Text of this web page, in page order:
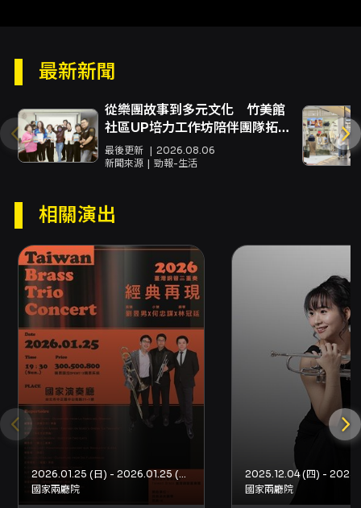
最新新聞
從樂團故事到多元文化 竹美館
社區UP培力工作坊陪伴團隊拓展
地方視野
最後更新
2026.08.06
新聞來源
勁報-生活
相關演出
國家兩廳院
2025.12.04 (四) -
國家兩廳院